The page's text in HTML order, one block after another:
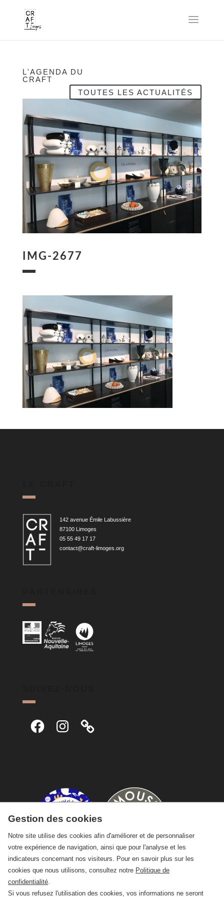
L'AGENDA DU
CRAFT
TOUTES LES ACTUALITÉS
IMG-2677
142 avenue Émile Labussière
87100 Limoges
05 55 49 17 17
contact@craft-limoges.org
FacebookInstagram
Gestion des cookies
Notre site utilise des cookies afin d'améliorer et de personnaliser
votre expérience de navigation, ainsi que pour l'analyse et les
indicateurs concernant nos visiteurs. Pour en savoir plus sur les
cookies que nous utilisons, consultez notre Politique de
confidentialité
Si vous refusez l'utilisation des cookies, vos informations ne seront